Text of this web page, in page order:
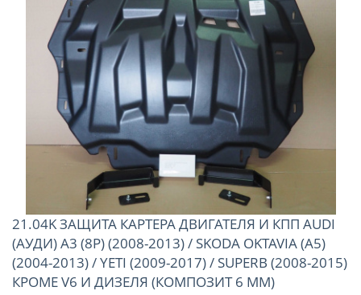
21.04K ЗАЩИТА КАРТЕРА ДВИГАТЕЛЯ И КПП AUDI
(АУДИ) A3 (8P) (2008-2013) / SKODA OKTAVIA (A5)
(2004-2013) / YETI (2009-2017) / SUPERB (2008-2015)
КРОМЕ V6 И ДИЗЕЛЯ (КОМПОЗИТ 6 ММ)